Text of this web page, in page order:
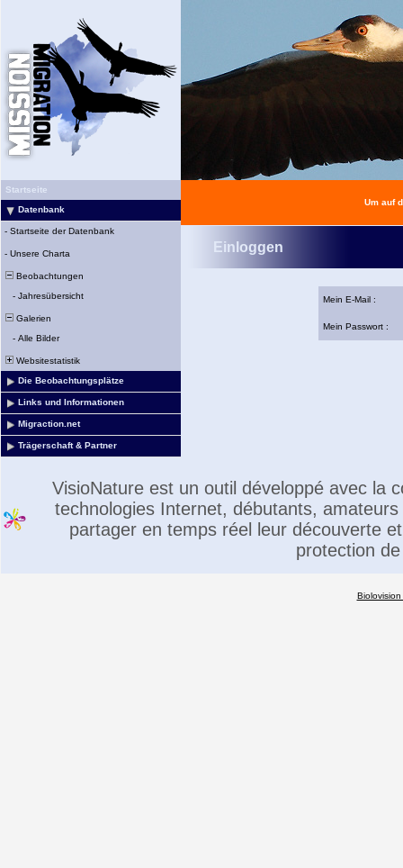
Startseite
Datenbank
- Startseite der Datenbank
- Unsere Charta
Beobachtungen
- Jahresübersicht
Galerien
- Alle Bilder
Websitestatistik
Die Beobachtungsplätze
Links und Informationen
Migraction.net
Trägerschaft & Partner
Um auf
Einloggen
Mein E-Mail :
Mein Passwort :
VisioNature est un outil développé avec la
technologies Internet, débutants,
partager en temps réel leur découverte
protection
Biolovision